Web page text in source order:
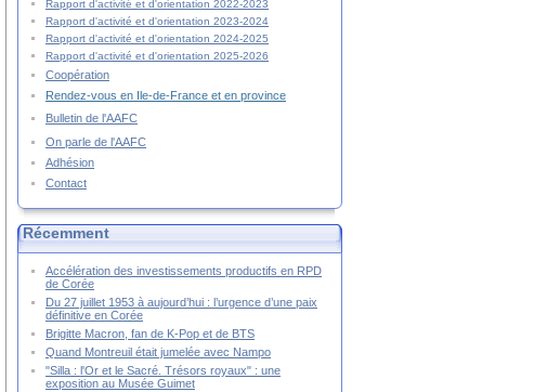
Rapport d'activité et d'orientation 2022-2023
Rapport d'activité et d'orientation 2023-2024
Rapport d'activité et d'orientation 2024-2025
Rapport d'activité et d'orientation 2025-2026
Coopération
Rendez-vous en Ile-de-France et en province
Bulletin de l'AAFC
On parle de l'AAFC
Adhésion
Contact
Récemment
Accélération des investissements productifs en RPD
de Corée
Du 27 juillet 1953 à aujourd’hui : l’urgence d’une paix
définitive en Corée
Brigitte Macron, fan de K-Pop et de BTS
Quand Montreuil était jumelée avec Nampo
"Silla : l'Or et le Sacré. Trésors royaux" : une
exposition au Musée Guimet